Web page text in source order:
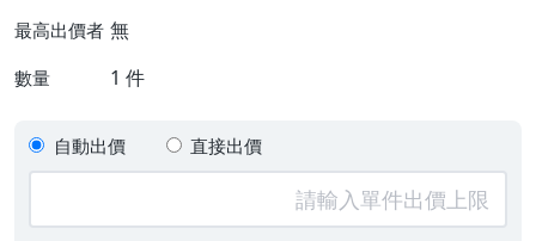
最高出價者 無
數量 1 件
自動出價 直接出價